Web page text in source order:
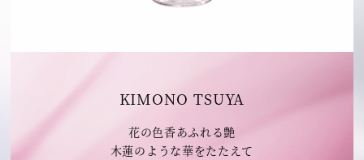
KIMONO TSUYA
花の色香あふれる艶
木蓮のような華をたたえて